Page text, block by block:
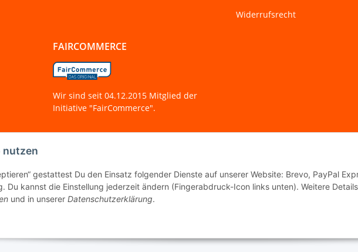
nutzen
gestattest Du den Einsatz folgender Dienste auf unserer Website: Brevo, PayPal
Du kannst die Einstellung jederzeit ändern (Fingerabdruck-Icon links unten). Weitere Details
und in unserer Datenschutzerklärung.
Widerrufsrecht
FAIRCOMMERCE
Wir sind seit 04.12.2015 Mitglied der
Initiative "FairCommerce".
© Tanzworkshop.de